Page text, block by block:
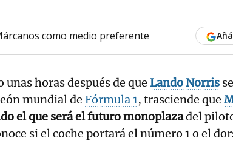
como medio preferente
unas horas después de que Lando Norris
mundial de Fórmula 1, trasciende que
el que será el futuro monoplazadel
si el coche portará el número 1 o el